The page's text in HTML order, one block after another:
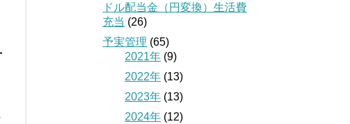
ドル配当金（円変換）生活費
充当 (26)
予実管理 (65)
2021年 (9)
2022年 (13)
2023年 (13)
2024年 (12)